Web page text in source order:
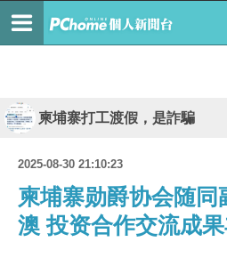
柬埔寨打工渡假，是詐騙
2025-08-30 21:10:23
柬埔寨勋爵协会随同
澳 投资合作交流成